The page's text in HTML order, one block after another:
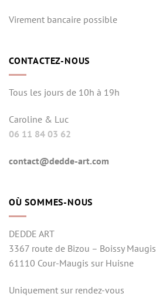
Virement bancaire possible
CONTACTEZ-NOUS
Tous les jours de 10h à 19h
Caroline & Luc
06 11 84 03 62
contact@dedde-art.com
OÙ SOMMES-NOUS
DEDDE ART
3367 route de Bizou – Boissy Maugis
61110 Cour-Maugis sur Huisne
Uniquement sur rendez-vous